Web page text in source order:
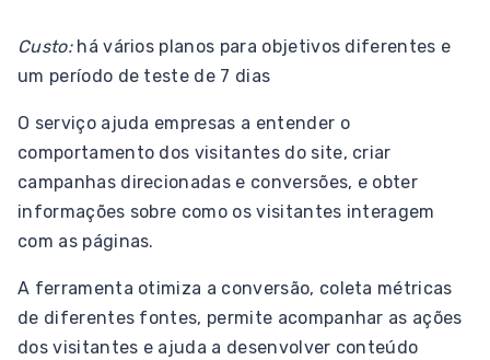
Custo:há vários planos para objetivos diferentes e
um período de teste de 7 dias
O serviço ajuda empresas a entender o
comportamento dos visitantes do site, criar
campanhas direcionadas e conversões, e obter
informações sobre como os visitantes interagem
com as páginas.
A ferramenta otimiza a conversão, coleta métricas
de diferentes fontes, permite acompanhar as ações
dos visitantes e ajuda a desenvolver conteúdo